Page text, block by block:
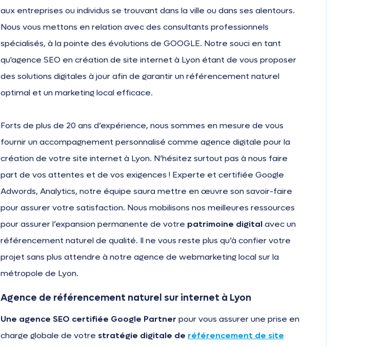
aux entreprises ou individus se trouvant dans la ville ou dans ses alentours.
Nous vous mettons en relation avec des consultants professionnels
spécialisés, à la pointe des évolutions de GOOGLE. Notre souci en tant
qu'agence SEO en création de site internet à Lyon étant de vous proposer
des solutions digitales à jour afin de garantir un référencement naturel
optimal et un marketing local efficace.
Forts de plus de 20 ans d’expérience, nous sommes en mesure de vous
fournir un accompagnement personnalisé comme agence digitale pour la
création de votre site internet à Lyon. N’hésitez surtout pas à nous faire
part de vos attentes et de vos exigences ! Experte et certifiée Google
Adwords, Analytics, notre équipe saura mettre en œuvre son savoir-faire
pour assurer votre satisfaction. Nous mobilisons nos meilleures ressources
pour assurer l’expansion permanente de votre patrimoine digital avec un
référencement naturel de qualité. Il ne vous reste plus qu’à confier votre
projet sans plus attendre à notre agence de webmarketing local sur la
métropole de Lyon.
Agence de référencement naturel sur internet à Lyon
Une agence SEO certifiée Google Partner pour vous assurer une prise en
charge globale de votre stratégie digitale de référencement de site